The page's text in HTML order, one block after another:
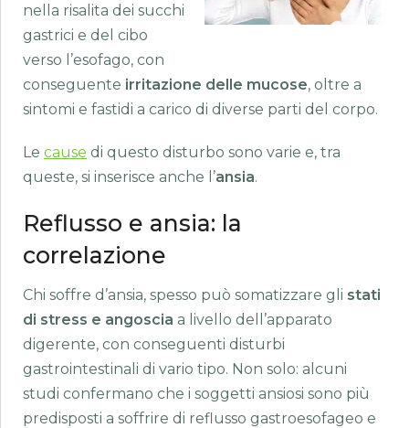
nella risalita dei succhi
gastrici e del cibo
verso l’esofago, con
conseguente irritazione delle mucose, oltre a
sintomi e fastidi a carico di diverse parti del corpo.
Le cause di questo disturbo sono varie e, tra
queste, si inserisce anche l’ansia.
Reflusso e ansia: la
correlazione
Chi soffre d’ansia, spesso può somatizzare gli stati
di stress e angoscia a livello dell’apparato
digerente, con conseguenti disturbi
gastrointestinali di vario tipo. Non solo: alcuni
studi confermano che i soggetti ansiosi sono più
predisposti a soffrire di reflusso gastroesofageo e